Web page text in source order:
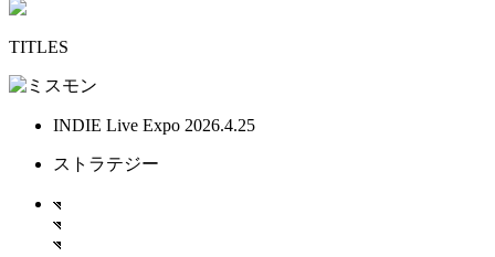
TITLES
INDIE Live Expo 2026.4.25
ストラテジー